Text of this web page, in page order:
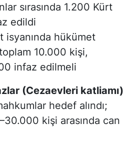
sırasında 1.200 Kürt
edildi
hükümet
10.000 kişi,
infaz edilmeli
(Cezaevleri katliamı)
hedef alındı;
kişi arasında can